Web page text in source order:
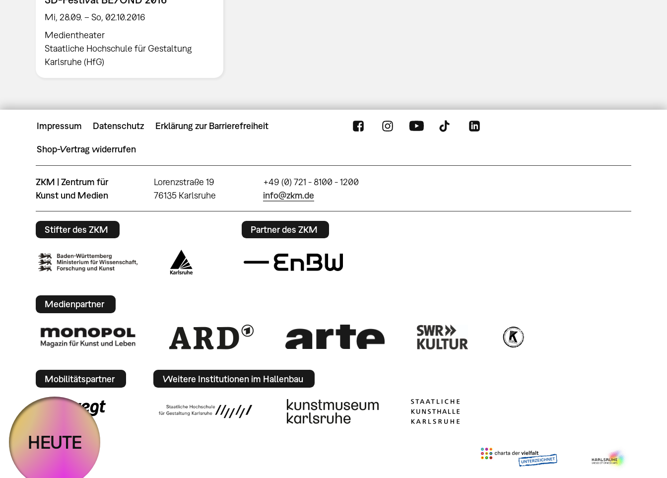
Mi, 28.09. – So, 02.10.2016
Medientheater
Staatliche Hochschule für Gestaltung
Karlsruhe (HfG)
Impressum Datenschutz Erklärung zur Barrierefreiheit
Shop-Vertrag widerrufen
ZKM | Zentrum für
Kunst und Medien
Lorenzstraße 19
76135 Karlsruhe
+49 (0) 721 - 8100 - 1200
info@zkm.de
Stifter des ZKM Partner des ZKM
Medienpartner
Mobilitätspartner Weitere Institutionen im Hallenbau
HEUTE